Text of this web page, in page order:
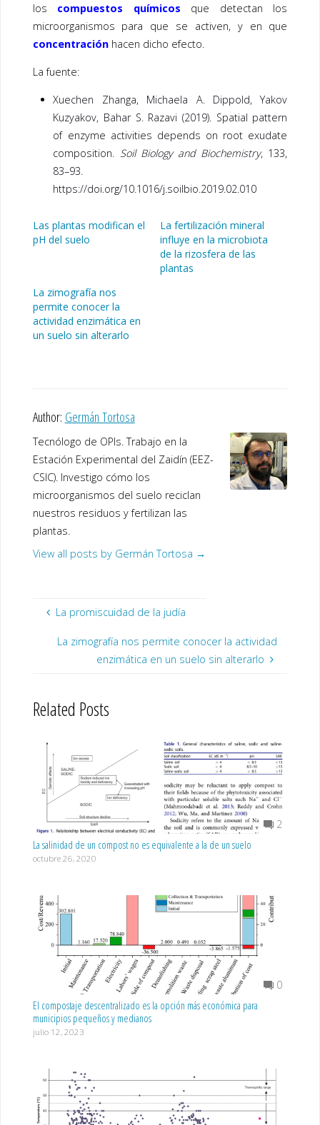
los compuestos químicos
que detectan los
microorganismos para que se activen, y en que
concentraciónhacen dicho efecto.
La fuente:
Xuechen Zhanga, Michaela A. Dippold, Yakov
Kuzyakov, Bahar S. Razavi (2019). Spatial pattern
of enzyme activities depends on root exudate
composition. Soil Biology and Biochemistry, 133,
83–93.
https://doi.org/10.1016/j.soilbio.2019.02.010
Las plantas modifican el
pH del suelo
La fertilización mineral
influye en la microbiota
de la rizosfera de las
plantas
La zimografía nos
permite conocer la
actividad enzimática en
un suelo sin alterarlo
Author: Germán Tortosa
Tecnólogo de OPIs. Trabajo en la
Estación Experimental del Zaidín (EEZ-
CSIC). Investigo cómo los
microorganismos del suelo reciclan
nuestros residuos y fertilizan las
plantas.
View all posts by Germán Tortosa →
La promiscuidad de la judía
La zimografía nos permite conocer la actividad
enzimática en un suelo sin alterarlo
Related Posts
2
La salinidad de un compost no es equivalente a la de un suelo
octubre 26, 2020
0
El compostaje descentralizado es la opción más económica para
municipios pequeños y medianos
julio 12, 2023